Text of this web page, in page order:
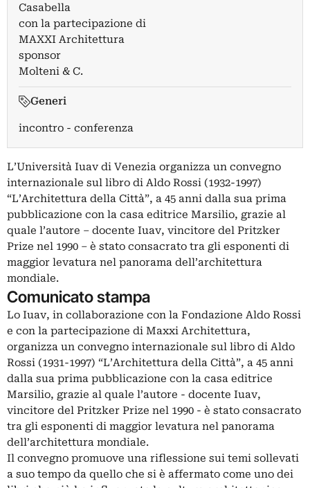
Casabella
con la partecipazione di
MAXXI Architettura
sponsor
Molteni & C.
Generi
incontro - conferenza
L’Università Iuav di Venezia organizza un convegno
internazionale sul libro di Aldo Rossi (1932-1997)
“L’Architettura della Città”, a 45 anni dalla sua prima
pubblicazione con la casa editrice Marsilio, grazie al
quale l’autore – docente Iuav, vincitore del Pritzker
Prize nel 1990 – è stato consacrato tra gli esponenti di
maggior levatura nel panorama dell’architettura
mondiale.
Comunicato stampa
Lo Iuav, in collaborazione con la Fondazione Aldo Rossi
e con la partecipazione di Maxxi Architettura,
organizza un convegno internazionale sul libro di Aldo
Rossi (1931-1997) “L’Architettura della Città”, a 45 anni
dalla sua prima pubblicazione con la casa editrice
Marsilio, grazie al quale l’autore - docente Iuav,
vincitore del Pritzker Prize nel 1990 - è stato consacrato
tra gli esponenti di maggior levatura nel panorama
dell’architettura mondiale.
Il convegno promuove una riflessione sui temi sollevati
a suo tempo da quello che si è affermato come uno dei